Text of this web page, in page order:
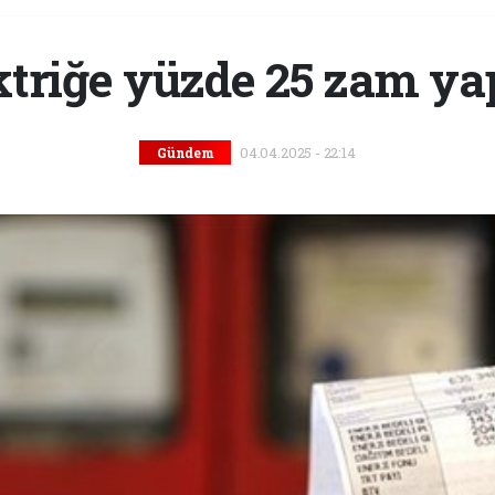
yüzde 25 zam
Gündem 04.04.2025 - 22:14